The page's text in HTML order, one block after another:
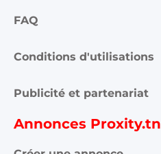
FAQ
Conditions d'utilisations
Publicité et partenariat
Annonces Proxity.tn